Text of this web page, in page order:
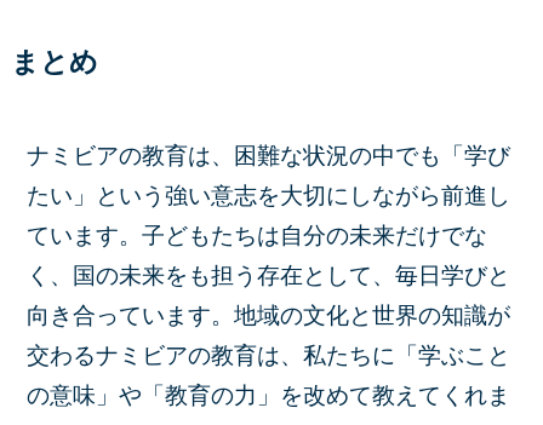
まとめ
ナミビアの教育は、困難な状況の中でも「学び
たい」という強い意志を大切にしながら前進し
ています。子どもたちは自分の未来だけでな
く、国の未来をも担う存在として、毎日学びと
向き合っています。地域の文化と世界の知識が
交わるナミビアの教育は、私たちに「学ぶこと
の意味」や「教育の力」を改めて教えてくれま